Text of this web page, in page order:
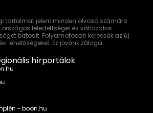
tartalmat jelent minden olvasó számára.
országos lefedettséget és változatos
biztosít. Folyamatosan keressük az új
lehetőségeket. Ez jövőnk záloga.
hírportálok
- boon.hu